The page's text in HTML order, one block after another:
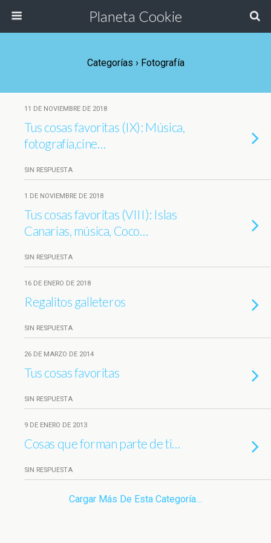
Planeta Cookie
Categorías › Fotografía
11 DE NOVIEMBRE DE 2018
Tus cosas favoritas (IX): Música,
fotografía,cine…
SIN RESPUESTA
1 DE NOVIEMBRE DE 2018
Tus cosas favoritas (VIII): Islas
Canarias, música, Coco…
SIN RESPUESTA
16 DE ENERO DE 2018
Regalitos galleteros
SIN RESPUESTA
26 DE MARZO DE 2014
Tus cosas favoritas
SIN RESPUESTA
9 DE ENERO DE 2013
Cosas que forman parte de ti…
SIN RESPUESTA
Cargar Más De Esta Categoría…